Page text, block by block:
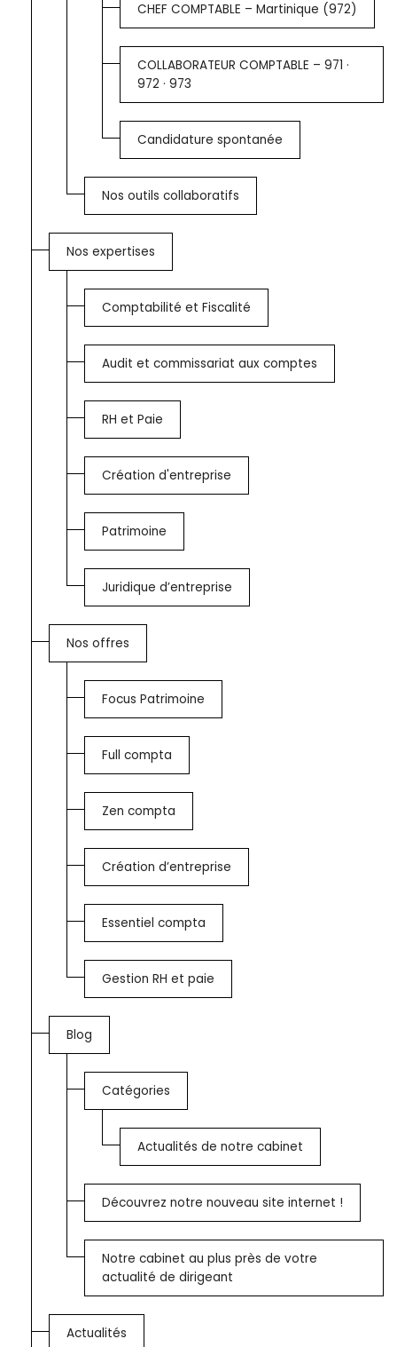
CHEF COMPTABLE – Martinique (972)
COLLABORATEUR COMPTABLE – 971 ·
972 · 973
Candidature spontanée
Nos outils collaboratifs
Nos expertises
Comptabilité et Fiscalité
Audit et commissariat aux comptes
RH et Paie
Création d'entreprise
Patrimoine
Juridique d’entreprise
Nos offres
Focus Patrimoine
Full compta
Zen compta
Création d’entreprise
Essentiel compta
Gestion RH et paie
Blog
Catégories
Actualités de notre cabinet
Découvrez notre nouveau site internet !
Notre cabinet au plus près de votre
actualité de dirigeant
Actualités